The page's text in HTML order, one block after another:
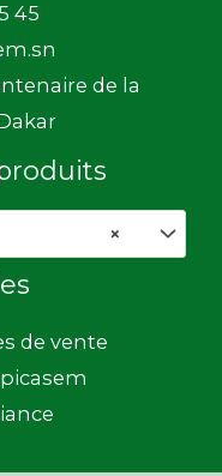
45
de la
×
de vente